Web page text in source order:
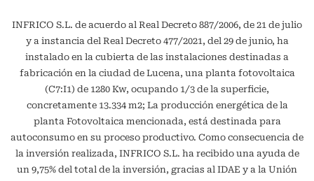
INFRICO S.L. de acuerdo al Real Decreto 887/2006, de 21 de julio
y a instancia del Real Decreto 477/2021, del 29 de junio, ha
instalado en la cubierta de las instalaciones destinadas a
fabricación en la ciudad de Lucena, una planta fotovoltaica
(C7:I1) de 1280 Kw, ocupando 1/3 de la superficie,
concretamente 13.334 m2; La producción energética de la
planta Fotovoltaica mencionada, está destinada para
autoconsumo en su proceso productivo. Como consecuencia de
la inversión realizada, INFRICO S.L. ha recibido una ayuda de
un 9,75% del total de la inversión, gracias al IDAE y a la Unión